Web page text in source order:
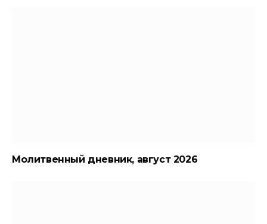
Молитвенный дневник, август 2026